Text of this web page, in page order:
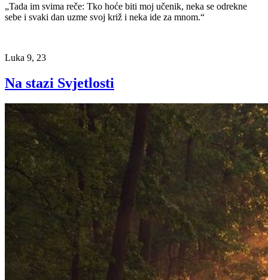
„Tada im svima reče: Tko hoće biti moj učenik, neka se odrekne
sebe i svaki dan uzme svoj križ i neka ide za mnom.“
Luka 9, 23
Na stazi Svjetlosti